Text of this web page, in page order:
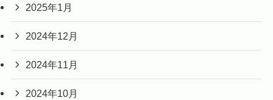
2025年1月
2024年12月
2024年11月
2024年10月